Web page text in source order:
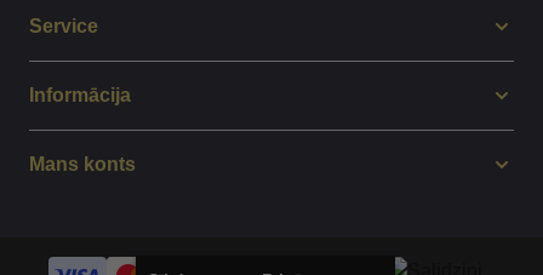
Service
Informācija
Mans konts